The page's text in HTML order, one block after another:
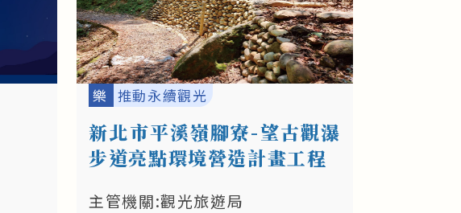
樂 推動永續觀光
新北市平溪嶺腳寮-望古觀瀑
步道亮點環境營造計畫工程
主管機關:觀光旅遊局